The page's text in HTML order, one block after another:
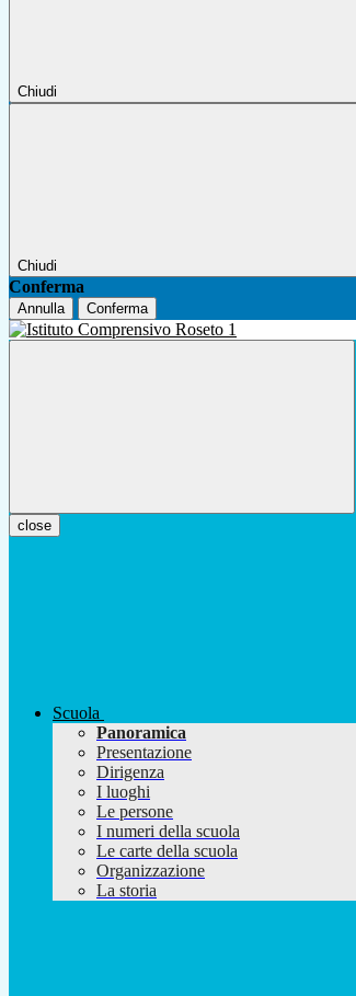
Chiudi
Chiudi
Conferma
Annulla Conferma
close
Scuola
Panoramica
Presentazione
Dirigenza
I luoghi
Le persone
I numeri della scuola
Le carte della scuola
Organizzazione
La storia